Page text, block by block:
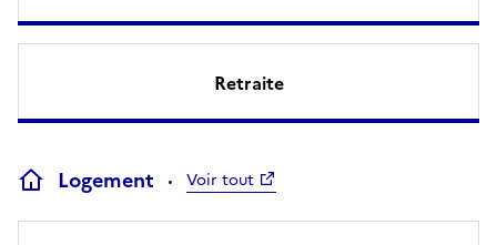
Retraite
Logement Voir tout